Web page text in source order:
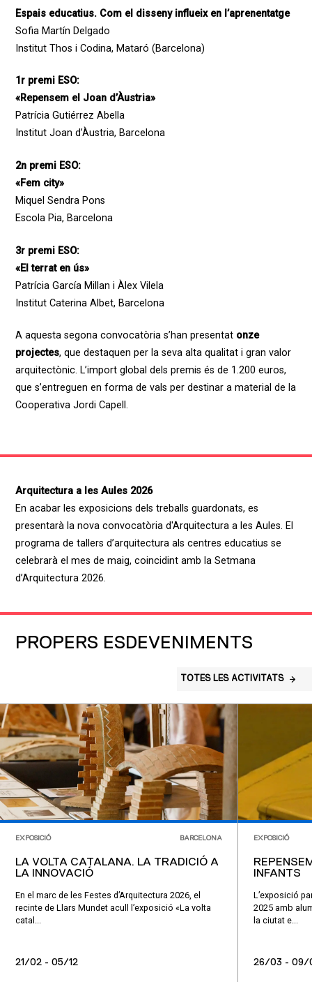
Espais educatius. Com el disseny influeix en l’aprenentatge
Sofia Martín Delgado
Institut Thos i Codina, Mataró (Barcelona)
1r premi ESO:
«Repensem el Joan d’Àustria»
Patrícia Gutiérrez Abella
Institut Joan d’Àustria, Barcelona
2n premi ESO:
«Fem city»
Miquel Sendra Pons
Escola Pia, Barcelona
3r premi ESO:
«El terrat en ús»
Patrícia García Millan i Àlex Vilela
Institut Caterina Albet, Barcelona
A aquesta segona convocatòria s’han presentat onze
projectes, que destaquen per la seva alta qualitat i gran valor
arquitectònic. L’import global dels premis és de 1.200 euros,
que s’entreguen en forma de vals per destinar a material de la
Cooperativa Jordi Capell.
Arquitectura a les Aules 2026
En acabar les exposicions dels treballs guardonats, es
presentarà la nova convocatòria d'Arquitectura a les Aules. El
programa de tallers d’arquitectura als centres educatius se
celebrarà el mes de maig, coincidint amb la Setmana
d’Arquitectura 2026.
PROPERS ESDEVENIMENTS
TOTES LES ACTIVITATS
EXPOSICIÓ BARCELONA
LA VOLTA CATALANA. LA TRADICIÓ A
LA INNOVACIÓ
En el marc de les Festes d’Arquitectura 2026, el
recinte de Llars Mundet acull l’exposició «La volta
catal...
21/02 - 05/12
EXPOSICIÓ
INFANTS
L’exposició
2025 amb
la ciutat e...
26/03 - 09/